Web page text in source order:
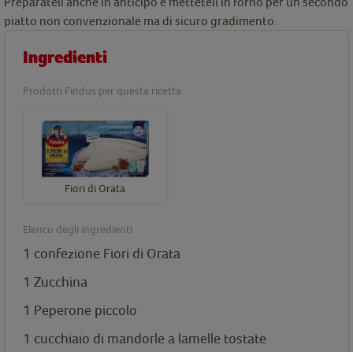
piatto non convenzionale ma di sicuro gradimento.
Ingredienti
Prodotti Findus per questa ricetta
Fiori di Orata
Elenco degli ingredienti
1 confezione Fiori di Orata
1 Zucchina
1 Peperone piccolo
1 cucchiaio di mandorle a lamelle tostate